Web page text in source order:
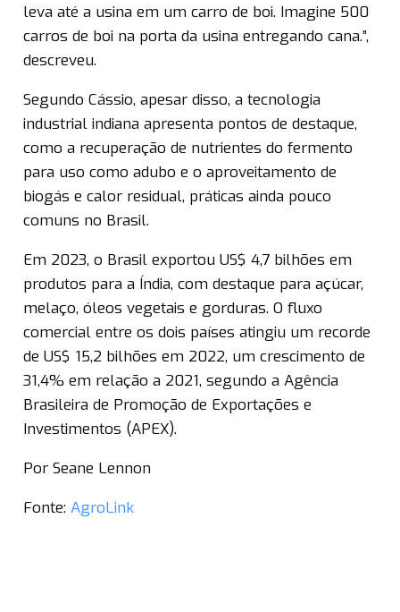
leva até a usina em um carro de boi. Imagine 500
carros de boi na porta da usina entregando cana.”,
descreveu.
Segundo Cássio, apesar disso, a tecnologia
industrial indiana apresenta pontos de destaque,
como a recuperação de nutrientes do fermento
para uso como adubo e o aproveitamento de
biogás e calor residual, práticas ainda pouco
comuns no Brasil.
Em 2023, o Brasil exportou US$ 4,7 bilhões em
produtos para a Índia, com destaque para açúcar,
melaço, óleos vegetais e gorduras. O fluxo
comercial entre os dois países atingiu um recorde
de US$ 15,2 bilhões em 2022, um crescimento de
31,4% em relação a 2021, segundo a Agência
Brasileira de Promoção de Exportações e
Investimentos (APEX).
Por Seane Lennon
Fonte: AgroLink